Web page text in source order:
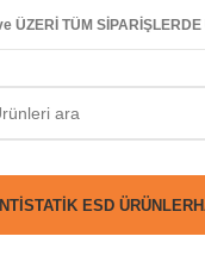
ÜZERİ TÜM
ESD ÜRÜNLER